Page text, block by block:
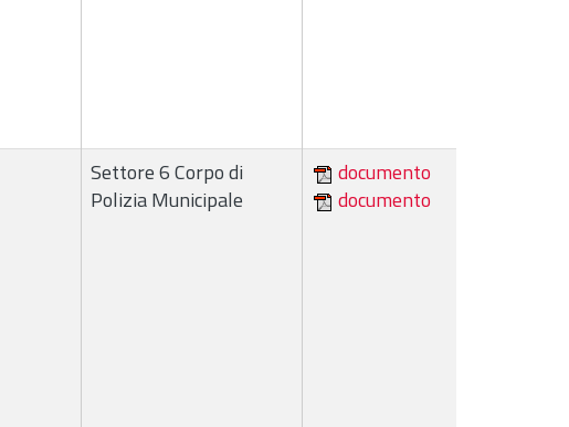
Settore 6 Corpo di
Polizia Municipale
documento
documento